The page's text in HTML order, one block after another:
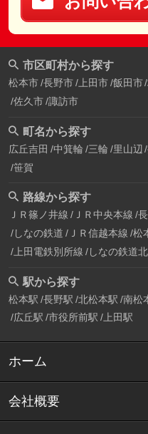
市区町村から探す
松本市 長野市 上田市 飯田市
佐久市 諏訪市
町名から探す
広丘吉田 中箕輪 三輪 里山辺
笹賀
路線から探す
ＪＲ篠ノ井線 ＪＲ中央本線
しなの鉄道 ＪＲ信越本線 松
上田電鉄別所線 しなの鉄道
駅から探す
松本駅 長野駅 北松本駅 南松
広丘駅 市役所前駅 上田駅
ホーム
会社概要